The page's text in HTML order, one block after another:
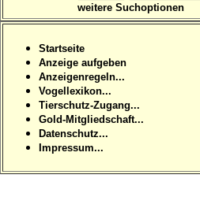
weitere Suchoptionen
Startseite
Anzeige aufgeben
Anzeigenregeln...
Vogellexikon...
Tierschutz-Zugang...
Gold-Mitgliedschaft...
Datenschutz...
Impressum...